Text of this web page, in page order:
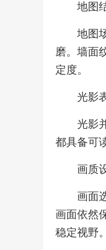
地图
地图
磨。墙面
定度。
光影
光影
都具备可
画质
画面
画面依然
稳定视野。